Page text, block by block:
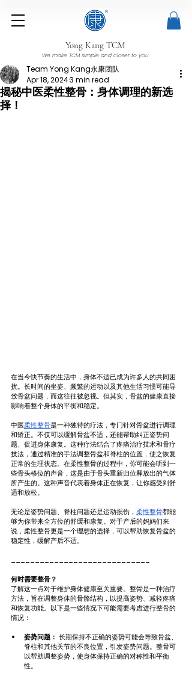
Yong Kang TCM
We make TCM simple and closer to you
揭秘中医柔性整骨：身体调理的新选
择！
Team Yong Kang永康团队
Apr 18, 20243 min read
在当今快节奏的生活中，身体不适已成为许多人的共同困
扰。长时间的坐姿、频繁的运动以及其他生活习惯可能导
致骨盆问题，而这往往被忽视。但其实，骨盆的健康直接
影响着整个身体的平衡和稳定。
中医柔性整骨是一种独特的疗法，专门针对骨盆进行调理
和矫正。不仅可以缓解骨盆不适，还能帮助纠正姿势问
题、促进身体康复。这种疗法结合了疼痛治疗技术和骨疗
技法，通过精准的手法调整骨盆和脊柱的位置，使之恢复
正常的生理状态。在柔性整骨的过程中，你可能会听到一
些骨头移位的声音，这是由于骨头重新归位释放出的气体
所产生的。这种声音代表着身体正在恢复，让你感受到舒
适和放松。
无论是姿势问题、脊柱问题还是运动损伤， 柔性整骨都能
够为你带来全方位的舒缓和康复。对于产后的妈妈们来
说，柔性整骨更是一个理想的选择，可以帮助恢复骨盆的
稳定性，缓解产后不适。
何时需要整骨？
了解这一点对于维护身体健康至关重要。整骨是一种治疗
方法，旨在调整身体的骨骼结构，以提高姿势、减轻疼痛
和恢复功能。以下是一些情况下可能需要考虑进行整骨的
情况：
姿势问题： 长期保持不正确的姿势可能会导致骨盆、
脊柱和其他关节的不良位置，引发姿势问题。整骨可
以帮助调整姿势，使身体保持正确的对称性和平衡
性。